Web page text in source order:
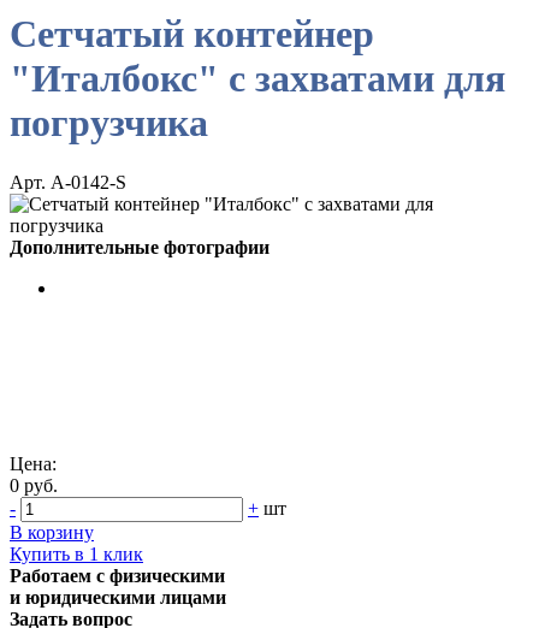
Сетчатый контейнер
"Италбокс" с захватами для
погрузчика
Арт. A-0142-S
Дополнительные фотографии
Цена:
0 руб.
-
+ шт
В корзину
Купить в 1 клик
Работаем с физическими
и юридическими лицами
Задать вопрос